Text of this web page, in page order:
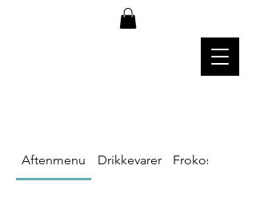
Aftenmenu Drikkevarer Frokostmenu